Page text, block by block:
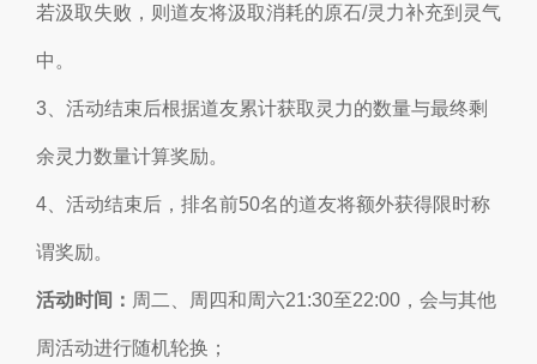
若汲取失败，则道友将汲取消耗的原石/灵力补充到灵气
中。
3、活动结束后根据道友累计获取灵力的数量与最终剩
余灵力数量计算奖励。
4、活动结束后，排名前50名的道友将额外获得限时称
谓奖励。
活动时间： 周二、周四和周六21:30至22:00，会与其他
周活动进行随机轮换；